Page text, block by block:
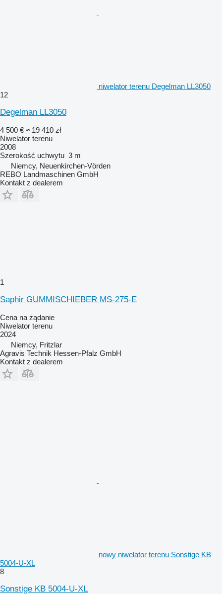
niwelator terenu Degelman LL3050
12
Degelman LL3050
4 500 € ≈ 19 410 zł
Niwelator terenu
2008
Szerokość uchwytu 3 m
Niemcy, Neuenkirchen-Vörden
REBO Landmaschinen GmbH
Kontakt z dealerem
1
Saphir GUMMISCHIEBER MS-275-E
Cena na żądanie
Niwelator terenu
2024
Niemcy, Fritzlar
Agravis Technik Hessen-Pfalz GmbH
Kontakt z dealerem
nowy niwelator terenu Sonstige KB
5004-U-XL
8
Sonstige KB 5004-U-XL